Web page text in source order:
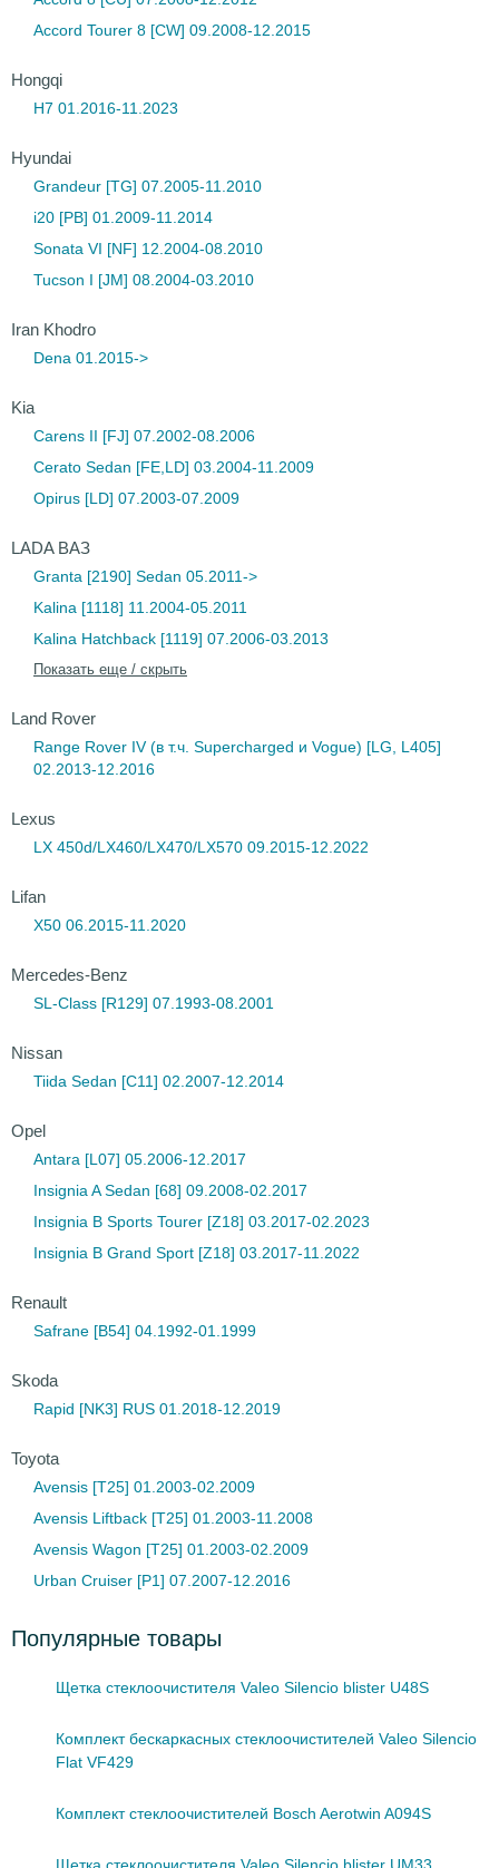
Accord Tourer 8 [CW] 09.2008-12.2015
Hongqi
H7 01.2016-11.2023
Hyundai
Grandeur [TG] 07.2005-11.2010
i20 [PB] 01.2009-11.2014
Sonata VI [NF] 12.2004-08.2010
Tucson I [JM] 08.2004-03.2010
Iran Khodro
Dena 01.2015->
Kia
Carens II [FJ] 07.2002-08.2006
Cerato Sedan [FE,LD] 03.2004-11.2009
Opirus [LD] 07.2003-07.2009
LADA ВАЗ
Granta [2190] Sedan 05.2011->
Kalina [1118] 11.2004-05.2011
Kalina Hatchback [1119] 07.2006-03.2013
Показать еще / скрыть
Land Rover
Range Rover IV (в т.ч. Supercharged и Vogue) [LG, L405]
02.2013-12.2016
Lexus
LX 450d/LX460/LX470/LX570 09.2015-12.2022
Lifan
X50 06.2015-11.2020
Mercedes-Benz
SL-Class [R129] 07.1993-08.2001
Nissan
Tiida Sedan [C11] 02.2007-12.2014
Opel
Antara [L07] 05.2006-12.2017
Insignia A Sedan [68] 09.2008-02.2017
Insignia B Sports Tourer [Z18] 03.2017-02.2023
Insignia B Grand Sport [Z18] 03.2017-11.2022
Renault
Safrane [B54] 04.1992-01.1999
Skoda
Rapid [NK3] RUS 01.2018-12.2019
Toyota
Avensis [T25] 01.2003-02.2009
Avensis Liftback [T25] 01.2003-11.2008
Avensis Wagon [T25] 01.2003-02.2009
Urban Cruiser [P1] 07.2007-12.2016
Популярные товары
Щетка стеклоочистителя Valeo Silencio blister U48S
Комплект бескаркасных стеклоочистителей Valeo Silencio
Flat VF429
Комплект стеклоочистителей Bosch Aerotwin A094S